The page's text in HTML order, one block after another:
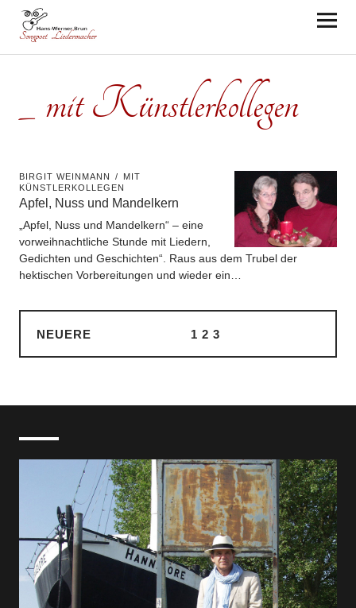
Hans-Werner Brun
_ mit Künstlerkollegen
BIRGIT WEINMANN
MIT
KÜNSTLERKOLLEGEN
Apfel, Nuss und Mandelkern
„Apfel, Nuss und Mandelkern“ – eine
vorweihnachtliche Stunde mit Liedern,
Gedichten und Geschichten“. Raus aus dem Trubel der
hektischen Vorbereitungen und wieder ein…
NEUERE 1 2 3